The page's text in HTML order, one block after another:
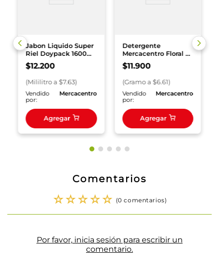
Jabon Liquido Super
Riel Doypack 1600
ml
$12.200
(Mililitroa $7.63)
Vendido
por:
Mercacentro
Agregar
Detergente
Mercacentro Floral x
1800 g
$11.900
(Gramoa $6.61)
Vendido
por:
Mercacentro
Agregar
Comentarios
☆☆☆☆☆ (0 comentarios)
Por favor, inicia sesión para escribir un
comentario.